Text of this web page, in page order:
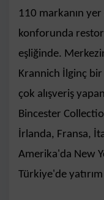
110 markanın yer
konforunda
eşliğinde.
Krannich İlginç
çok alışveriş
Bincester
İrlanda, Fransa,
Amerika'da New
Türkiye'de